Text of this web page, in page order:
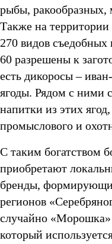
рыбы, ракообразных,
Также на
270 видов съедобных
60 разрешены к
есть дикоросы –
ягоды. Рядом с ними
напитки из этих
промыслового и
С таким богатством
приобретают
бренды,
регионов
случайно «Морошка»
который